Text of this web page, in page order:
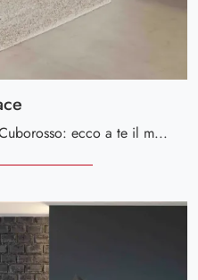
Salotti e divani con penisola Cuborosso: ecco a te il modello Grace in pelle per arricchire il soggiorno.